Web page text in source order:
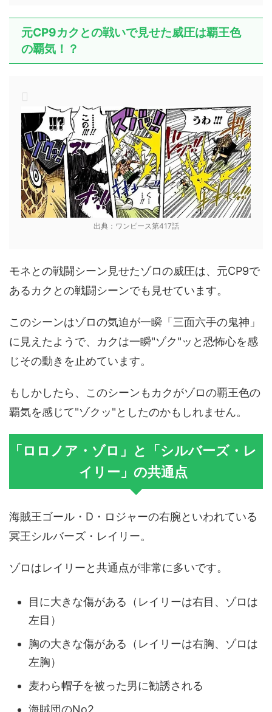
元CP9カクとの戦いで見せた威圧は覇王色
の覇気！？
出典：ワンピース第417話
モネとの戦闘シーン見せたゾロの威圧は、元CP9で
あるカクとの戦闘シーンでも見せています。
このシーンはゾロの気迫が一瞬「三面六手の鬼神」
に見えたようで、カクは一瞬"ゾク"ッと恐怖心を感
じその動きを止めています。
もしかしたら、このシーンもカクがゾロの覇王色の
覇気を感じて"ゾクッ"としたのかもしれません。
「ロロノア・ゾロ」と「シルバーズ・レ
イリー」の共通点
海賊王ゴール・D・ロジャーの右腕といわれている
冥王シルバーズ・レイリー。
ゾロはレイリーと共通点が非常に多いです。
目に大きな傷がある（レイリーは右目、ゾロは
左目）
胸の大きな傷がある（レイリーは右胸、ゾロは
左胸）
麦わら帽子を被った男に勧誘される
海賊団のNo2